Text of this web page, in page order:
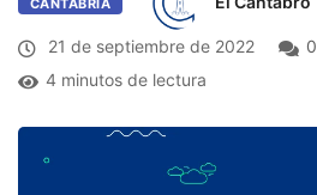
21 de septiembre de 2022
0
4 minutos de lectura